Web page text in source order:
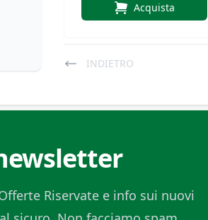
Acquista
INDIETRO
Riservate e info sui nuovi